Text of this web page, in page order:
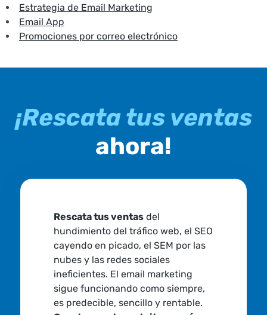
Estrategia de Email Marketing
Email App
Promociones por correo electrónico
¡Rescata tus ventas
ahora!
Rescata tus ventasdel
hundimiento del tráfico web, el SEO
cayendo en picado, el SEM por las
nubes y las redes sociales
ineficientes. El email marketing
sigue funcionando como siempre,
es predecible, sencillo y rentable.